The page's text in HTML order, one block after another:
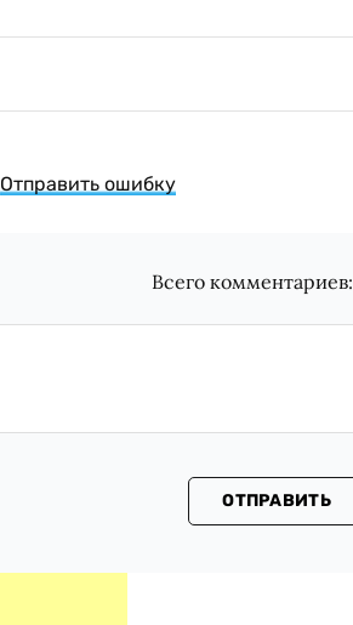
Отправить ошибку
Всего комментариев:
ОТПРАВИТЬ